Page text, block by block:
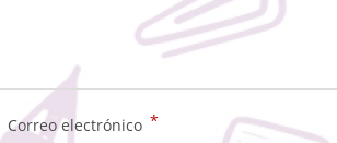
Correo electrónico *